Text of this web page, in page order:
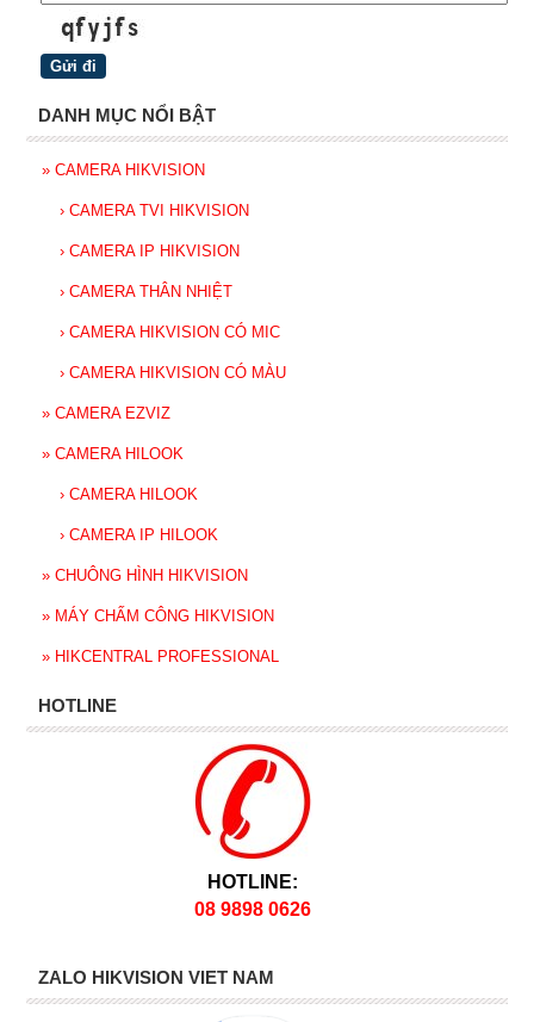
DANH MỤC NỔI BẬT
» CAMERA HIKVISION
› CAMERA TVI HIKVISION
› CAMERA IP HIKVISION
› CAMERA THÂN NHIỆT
› CAMERA HIKVISION CÓ MIC
› CAMERA HIKVISION CÓ MÀU
» CAMERA EZVIZ
» CAMERA HILOOK
› CAMERA HILOOK
› CAMERA IP HILOOK
» CHUÔNG HÌNH HIKVISION
» MÁY CHẤM CÔNG HIKVISION
» HIKCENTRAL PROFESSIONAL
HOTLINE
HOTLINE:
08 9898 0626
ZALO HIKVISION VIET NAM